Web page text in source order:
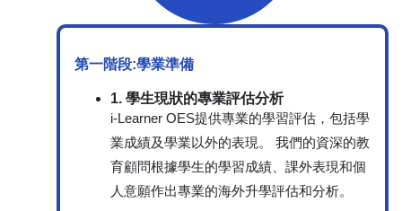
第一階段:學業準備
1. 學生現狀的專業評估分析
i-Learner OES提供專業的學習評估，包括學
業成績及學業以外的表現。 我們的資深的教
育顧問根據學生的學習成績、課外表現和個
人意願作出專業的海外升學評估和分析。